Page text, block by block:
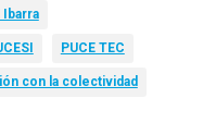
Ibarra
PUCE TEC
con la colectividad